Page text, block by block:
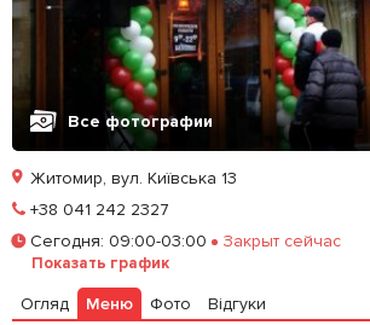
Все фотографии
Залишити відгук
Житомир, вул. Київська 13
+38 041 242 2327
Сегодня: 09:00-03:00 Закрыт сейчас
Показать график
Огляд Меню Фото Відгуки